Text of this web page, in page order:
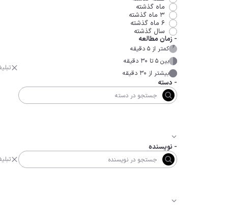
ماه گذشته
۳ ماه گذشته
۶ ماه گذشته
سال گذشته
- زمان مطالعه
کمتر از ۵ دقیقه
بین ۵ تا ۳۰ دقیقه
بیشتر از ۳۰ دقیقه
- دسته
- نویسنده